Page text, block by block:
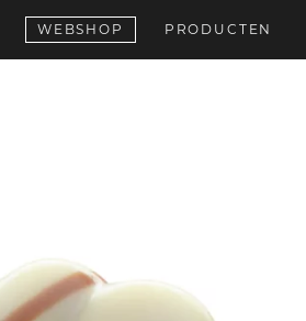
WEBSHOP PRODUCTEN